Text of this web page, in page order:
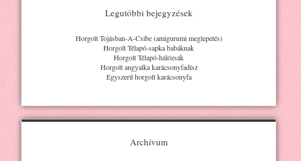
Legutóbbi bejegyzések
Horgolt Tojásban-A-Csibe (amigurumi meglepetés)
Horgolt Télapó-sapka babáknak
Horgolt Télapó-hálózsák
Horgolt angyalka karácsonyfadísz
Egyszerű horgolt karácsonyfa
Archívum